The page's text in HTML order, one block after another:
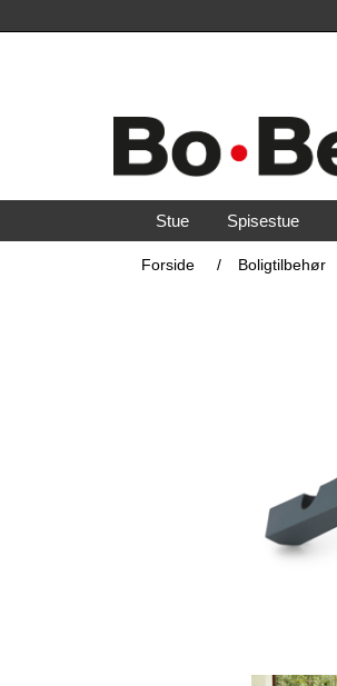
Stue Spisestue
Forside / Boligtilbehør